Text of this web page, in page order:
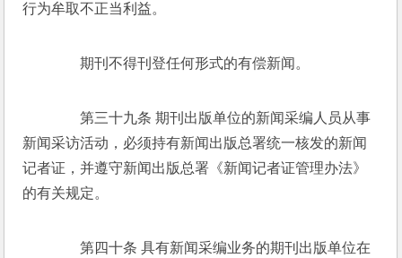
行为牟取不正当利益。
期刊不得刊登任何形式的有偿新闻。
第三十九条 期刊出版单位的新闻采编人员从事
新闻采访活动，必须持有新闻出版总署统一核发的新闻
记者证，并遵守新闻出版总署《新闻记者证管理办法》
的有关规定。
第四十条 具有新闻采编业务的期刊出版单位在